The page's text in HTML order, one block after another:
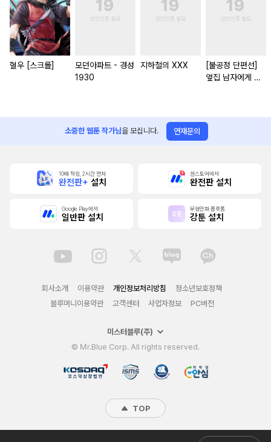
혈우 [스크롤]
모던아파트 - 경성
1930
지하철의 XXX
[불공정 단편선]
옆집 남자에게 잘
소중한 웹툰 작가님을 모십니다. 연재문의
10배 적립, 2시간 먼저
완전판+ 설치
원스토어에서
완전판 설치
Google Play에서
일반판 설치
무협만화 플랫폼
강툰 설치
회사소개 이용약관 개인정보처리방침
청소년보호정책
블루머니이용약관
고객센터 사업자정보 PC버전
미스터블루(주)
© Mr.Blue Corp. All rights reserved.
TOP